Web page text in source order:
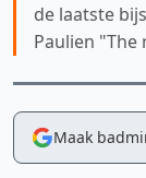
de laatste
Paulien "The
Maak